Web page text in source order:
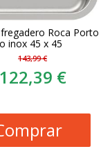
Roca Porto
inox 45 x 45
143,99 €
122,39 €